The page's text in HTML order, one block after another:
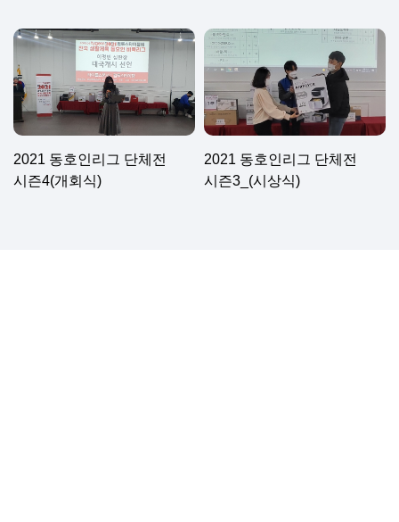
2021 동호인리그 단체전
시즌4(개회식)
2021 동호인리그 단체전
시즌3_(시상식)